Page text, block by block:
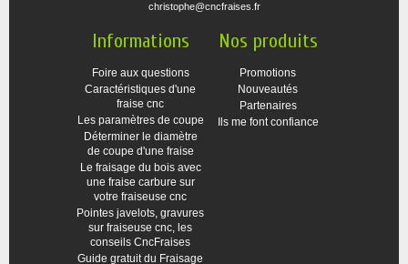
christophe@cncfraises.fr
Informations
Foire aux questions
Caractéristiques d'une
fraise cnc
Les paramètres de coupe
Déterminer le diamètre
de coupe d'une fraise
Le fraisage du bois avec
une fraise carbure sur
votre fraiseuse cnc
Pointes javelots, gravures
sur fraiseuse cnc, les
conseils CncFraises
Guide gratuit du Fraisage
Nos produits
Promotions
Nouveautés
Partenaires
Ils me font confiance